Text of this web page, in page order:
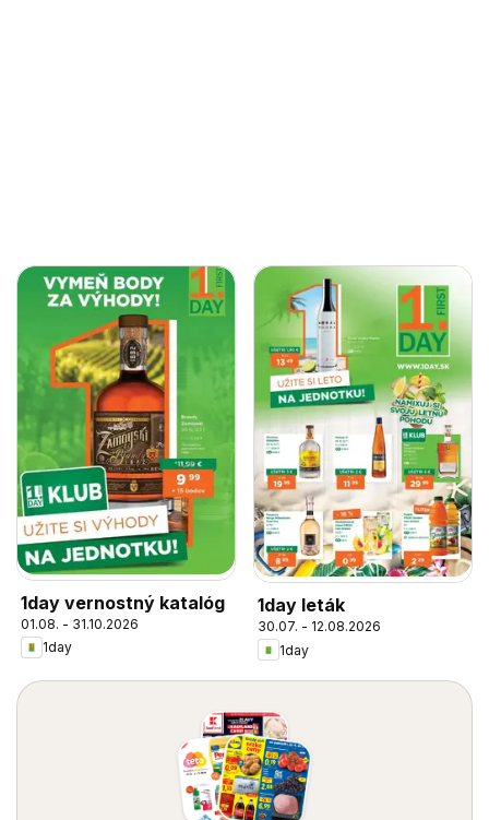
1day vernostný katalóg
01.08. - 31.10.2026
1day
1day leták
30.07. - 12.08.2026
1day